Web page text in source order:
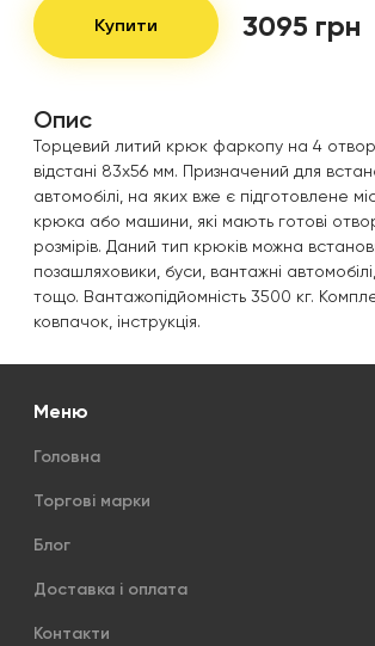
Купити 3095 грн
Опис
Торцевий литий крюк фаркопу на 4
відстані 83х56 мм. Призначений для
автомобілі, на яких вже є підготовлене
крюка або машини, які мають готові
розмірів. Даний тип крюків можна
позашляховики, буси, вантажні
тощо. Вантажопідйомність 3500 кг.
ковпачок, інструкція.
Меню
Головна
Торгові марки
Блог
Доставка і оплата
Контакти